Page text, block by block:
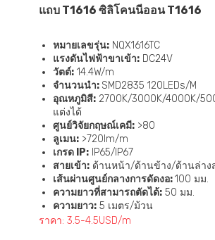
แถบ T1616 ซิลิโคนนีออน T1616
หมายเลขรุ่น: NQX1616TC
แรงดันไฟฟ้าขาเข้า: DC24V
วัตต์: 14.4W/m
จำนวนนำ:SMD2835 120LEDs/M
อุณหภูมิสี: 2700K/3000K/4000K/
แต่งได้
ศูนย์วิจัยกฤษณ์เคมี: >80
ลูเมน: >720lm/m
เกรด IP: IP65/IP67
สายเข้า: ด้านหน้า/ด้านข้าง/ด้านล่าง
เส้นผ่านศูนย์กลางการดัดงอ:100 มม.
ความยาวที่สามารถตัดได้: 50 มม.
ความยาว: 5 เมตร/ม้วน
ราคา: 3.5-4.5USD/m